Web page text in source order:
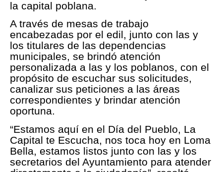
la capital poblana.
A través de mesas de trabajo
encabezadas por el edil, junto con las y
los titulares de las dependencias
municipales, se brindó atención
personalizada a las y los poblanos, con el
propósito de escuchar sus solicitudes,
canalizar sus peticiones a las áreas
correspondientes y brindar atención
oportuna.
“Estamos aquí en el Día del Pueblo, La
Capital te Escucha, nos toca hoy en Loma
Bella, estamos listos junto con las y los
secretarios del Ayuntamiento para atender